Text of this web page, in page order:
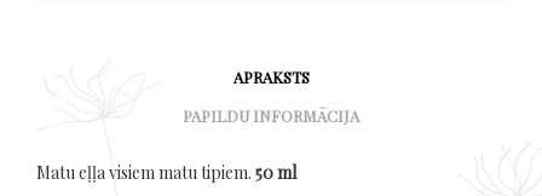
APRAKSTS
PAPILDU INFORMĀCIJA
Matu eļļa visiem matu tipiem. 50 ml